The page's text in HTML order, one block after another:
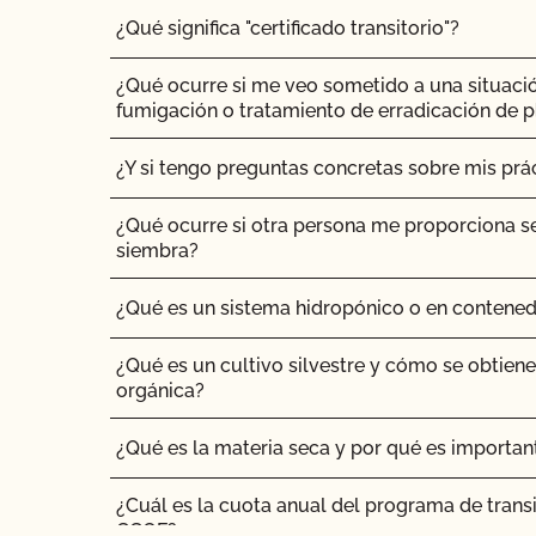
¿No OMG significa sin OMG?
¿El uso del sello "Organic is Non-GMO & More"
dinero?
¿Cómo y con qué frecuencia actualizo mi Plan
Seguridad Alimentaria con el CCOF?
¿Cómo puedo comprobar el estado de mis
¿Cómo puedo controlar el coste de mi
¿Cómo puedo prepararme para mi auditoría
alimentaria?
¿Cómo puedo etiquetar mis productos
¿Cómo puedo prepararme para la parte de la
¿Qué significa "certificado transitorio"?
¿Qué ocurre si me veo sometido a una
fumigación o tratamiento de erradicación de
¿Y si tengo preguntas concretas sobre mis
¿Qué ocurre si otra persona me proporciona
siembra?
¿Qué es un sistema hidropónico o en
¿Qué es un cultivo silvestre y cómo se
orgánica?
¿Qué es la materia seca y por qué es
¿Cuál es la cuota anual del programa de
CCOF?